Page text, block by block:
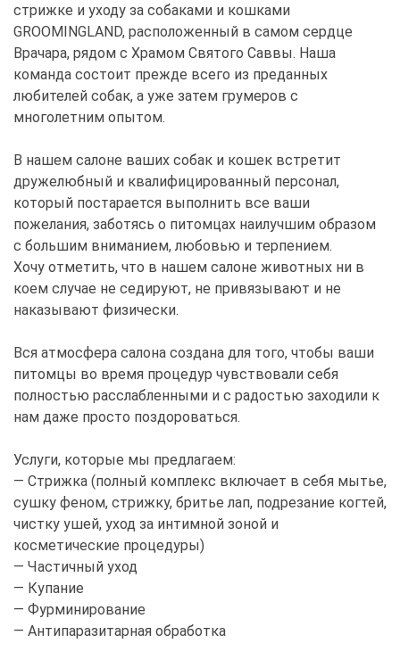
стрижке и уходу за собаками и кошками
GROOMINGLAND, расположенный в самом сердце
Врачара, рядом с Храмом Святого Саввы. Наша
команда состоит прежде всего из преданных
любителей собак, а уже затем грумеров с
многолетним опытом.
В нашем салоне ваших собак и кошек встретит
дружелюбный и квалифицированный персонал,
который постарается выполнить все ваши
пожелания, заботясь о питомцах наилучшим образом
с большим вниманием, любовью и терпением.
Хочу отметить, что в нашем салоне животных ни в
коем случае не седируют, не привязывают и не
наказывают физически.
Вся атмосфера салона создана для того, чтобы ваши
питомцы во время процедур чувствовали себя
полностью расслабленными и с радостью заходили к
нам даже просто поздороваться.
Услуги, которые мы предлагаем:
— Стрижка (полный комплекс включает в себя мытье,
сушку феном, стрижку, бритье лап, подрезание когтей,
чистку ушей, уход за интимной зоной и
косметические процедуры)
— Частичный уход
— Купание
— Фурминирование
— Антипаразитарная обработка